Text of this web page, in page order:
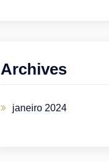
Archives
janeiro 2024